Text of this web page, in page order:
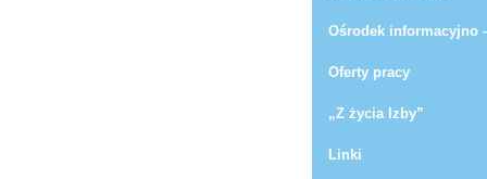
Ośrodek informacyjno
Oferty pracy
„Z życia Izby”
Linki